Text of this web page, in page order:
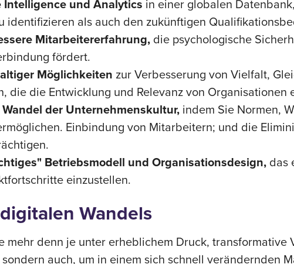
Intelligence und Analytics in einer globalen
identifizieren als auch den zukünftigen
Mitarbeitererfahrung, die psychologische
fördert.
Möglichkeiten zur Verbesserung von Vielfalt,
die die Entwicklung und Relevanz von Organisationen
der Unternehmenskultur, indem Sie Normen,
Einbindung von Mitarbeitern; und die
Betriebsmodell und Organisationsdesign, das
einzustellen.
Wandels
mehr denn je unter erheblichem Druck,
auch, um in einem sich schnell verändernden